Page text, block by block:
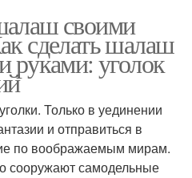
своими
сделать шалаш
руками: уголок
Только в уединении
и отправиться в
по воображаемым мирам.
сооружают самодельные